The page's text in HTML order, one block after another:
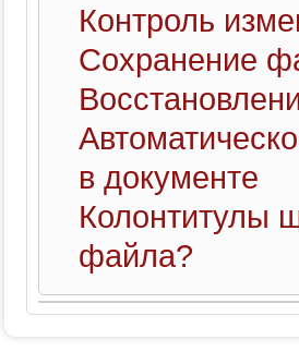
Контроль
Сохранение
в документе
Колонтитулы
файла?